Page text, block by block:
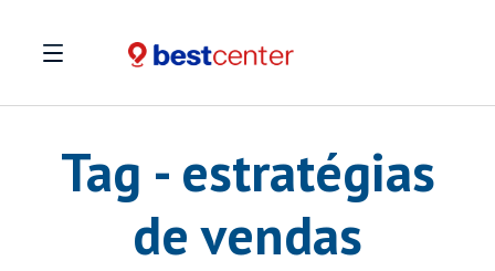
Tag - estratégias
de vendas